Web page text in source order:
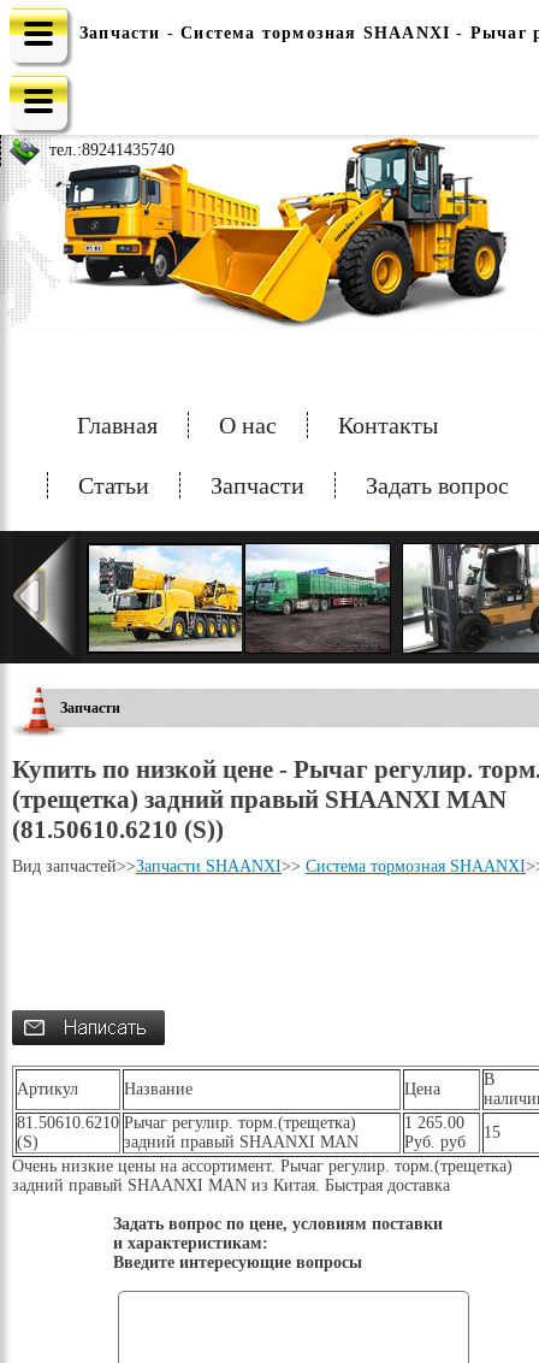
e-mail: china-spec@inbox.ru
тел.:89241435740
Главная О нас Контакты
Статьи Запчасти Задать вопрос
Запчасти
Купить по низкой цене - Рычаг регулир.
(трещетка) задний правый SHAANXI MAN
(81.50610.6210 (S))
Вид запчастей>>Запчасти SHAANXI>> Система тормозная SHAANXI
Артикул Название Цена
В
81.50610.6210
(S)
Рычаг регулир. торм.(трещетка)
задний правый SHAANXI MAN
1 265.00
Руб. руб
15
Очень низкие цены на ассортимент. Рычаг регулир. торм.(трещетка)
задний правый SHAANXI MAN из Китая. Быстрая доставка
Задать вопрос по цене, условиям поставки
и характеристикам:
Введите интересующие вопросы
Запчасти - Система тормозная SHAANXI - Рычаг